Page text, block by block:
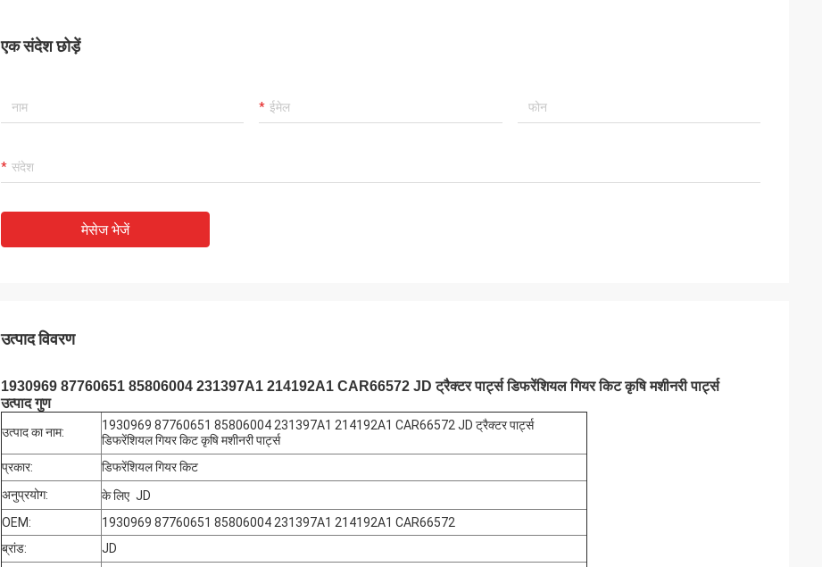
एक संदेश छोड़ें
मेसेज भेजें
उत्पाद विवरण
1930969 87760651 85806004 231397A1 214192A1 CAR66572 JD ट्रैक्टर पार्ट्स डिफरेंशियल गियर किट कृषि मशीनरी पार्ट्स
उत्पाद गुण
उत्पाद का नाम:
1930969 87760651 85806004 231397A1 214192A1 CAR66572 JD ट्रैक्टर पार्ट्स
डिफरेंशियल गियर किट कृषि मशीनरी पार्ट्स
प्रकार:
डिफरेंशियल गियर किट
अनुप्रयोग:
के लिए JD
OEM:
1930969 87760651 85806004 231397A1 214192A1 CAR66572
ब्रांड:
JD